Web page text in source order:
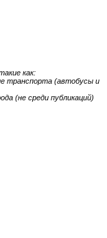
как:
транспорта (автобусы и
(не среди публикаций)